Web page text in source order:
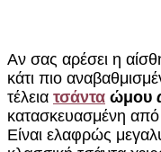
Αν σας αρέσει η
κάτι πιο
τέλεια τσάντα ώμου
κατασκευασμένη από
Είναι ελαφρώς